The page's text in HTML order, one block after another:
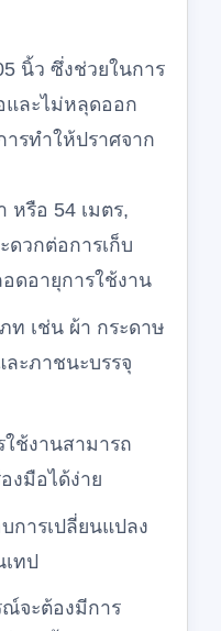
นิ้ว ซึ่งช่วยในการ
และไม่หลุดออก
ารทำให้ปราศจาก
หรือ 54 เมตร,
ดวกต่อการเก็บ
ดอายุการใช้งาน
ท เช่น ผ้า กระดาษ
ะภาชนะบรรจุ
ใช้งานสามารถ
งมือได้ง่าย
การเปลี่ยนแปลง
ทป
จะต้องมีการ